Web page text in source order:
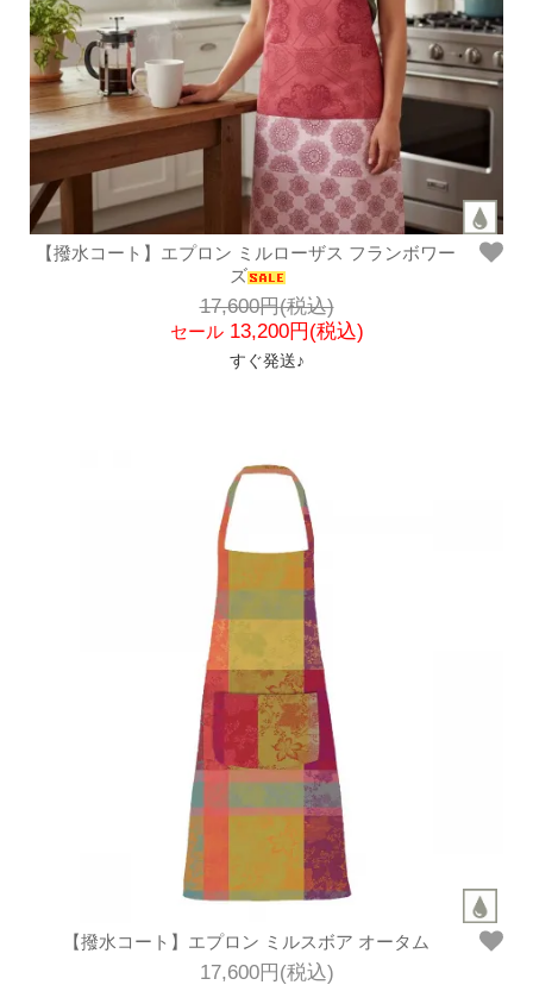
【撥水コート】エプロン ミルローザス フランボワー
ズ
17,600円(税込)
セール13,200円(税込)
すぐ発送♪
【撥水コート】エプロン ミルスボア オータム
17,600円(税込)